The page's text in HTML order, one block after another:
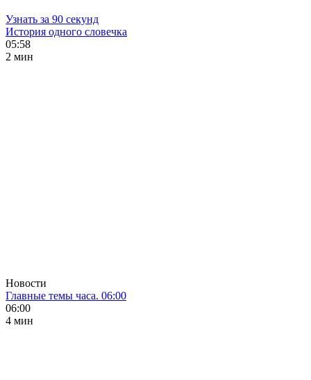
Узнать за 90 секунд
История одного словечка
05:58
2 мин
Новости
Главные темы часа. 06:00
06:00
4 мин